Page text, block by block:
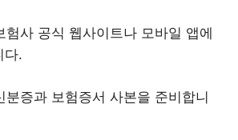
험사 공식 웹사이트나 모바일 앱에
다.
분증과 보험증서 사본을 준비합니